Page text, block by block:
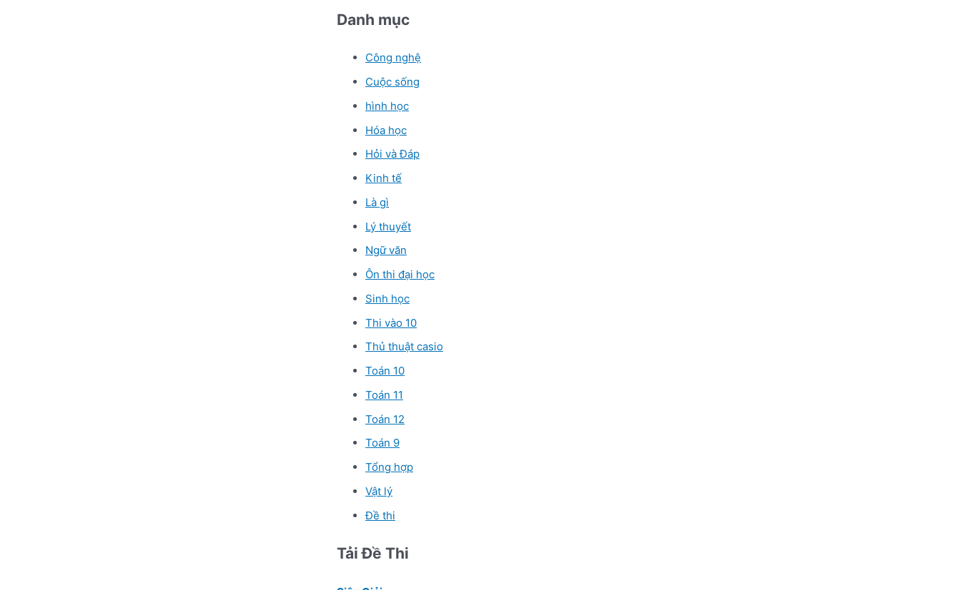
Danh mục
Công nghệ
Cuộc sống
hình học
Hóa học
Hỏi và Đáp
Kinh tế
Là gì
Lý thuyết
Ngữ văn
Ôn thi đại học
Sinh học
Thi vào 10
Thủ thuật casio
Toán 10
Toán 11
Toán 12
Toán 9
Tổng hợp
Vật lý
Đề thi
Tải Đề Thi